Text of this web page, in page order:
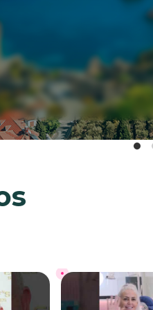
LISA
SMILE